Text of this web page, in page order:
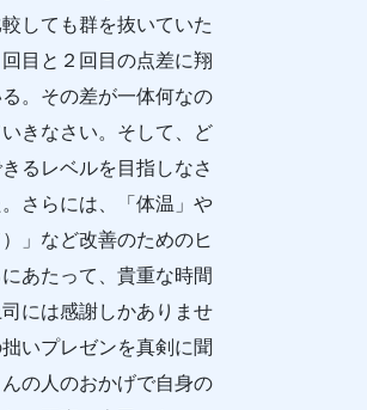
しても群を抜いていた
目と２回目の点差に翔
。その差が一体何なの
きなさい。そして、ど
るレベルを目指しなさ
さらには、「体温」や
」など改善のためのヒ
あたって、貴重な時間
には感謝しかありませ
いプレゼンを真剣に聞
の人のおかげで自身の